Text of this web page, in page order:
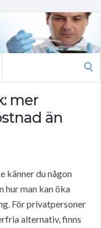
mer
än
känner du någon
hur man kan öka
För privatpersoner
alternativ, finns